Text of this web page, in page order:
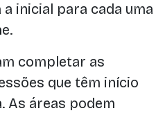
inicial para cada uma
completar as
que têm início
As áreas podem